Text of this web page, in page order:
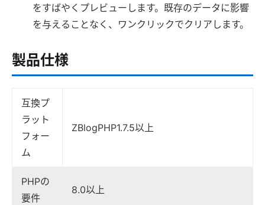
をすばやくプレビューします。既存のデータに影響
を与えることなく、ワンクリックでクリアします。
製品仕様
互換プ
ラット
フォー
ム
ZBlogPHP1.7.5以上
PHPの
要件
8.0以上